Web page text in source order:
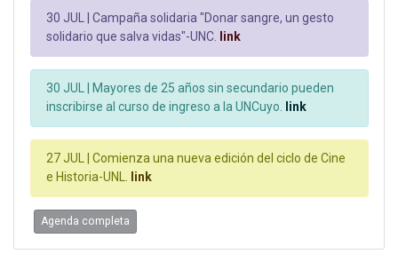
30 JUL | Campaña solidaria "Donar sangre, un gesto
solidario que salva vidas"-UNC. link
30 JUL |
Mayores de 25 años sin secundario pueden
inscribirse al curso de ingreso a la UNCuyo. link
27 JUL | Comienza una nueva edición del ciclo de Cine
e Historia-UNL. link
Agenda completa